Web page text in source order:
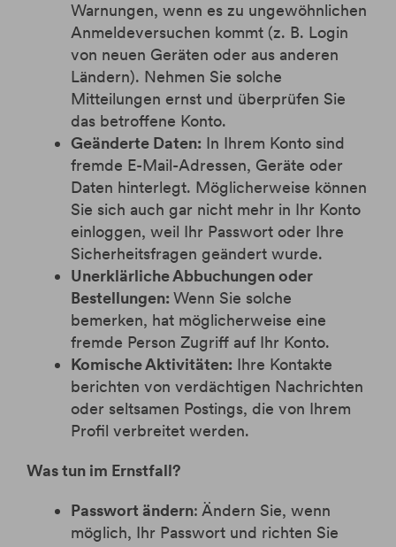
Warnungen, wenn es zu ungewöhnlichen
Anmeldeversuchen kommt (z. B. Login
von neuen Geräten oder aus anderen
Ländern). Nehmen Sie solche
Mitteilungen ernst und überprüfen Sie
das betroffene Konto.
Geänderte Daten: In Ihrem Konto sind
fremde E-Mail-Adressen, Geräte oder
Daten hinterlegt. Möglicherweise können
Sie sich auch gar nicht mehr in Ihr Konto
einloggen, weil Ihr Passwort oder Ihre
Sicherheitsfragen geändert wurde.
Unerklärliche Abbuchungen oder
Bestellungen:Wenn Sie solche
bemerken, hat möglicherweise eine
fremde Person Zugriff auf Ihr Konto.
Komische Aktivitäten: Ihre Kontakte
berichten von verdächtigen Nachrichten
oder seltsamen Postings, die von Ihrem
Profil verbreitet werden.
Was tun im Ernstfall?
Passwort ändern: Ändern Sie, wenn
möglich, Ihr Passwort und richten Sie